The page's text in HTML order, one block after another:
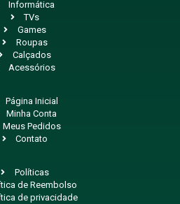
Informática
TVs
Games
Roupas
Calçados
Acessórios
Página Inicial
Minha Conta
Meus Pedidos
Contato
Políticas
de Reembolso
de privacidade